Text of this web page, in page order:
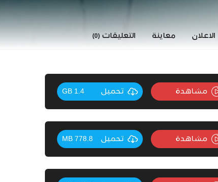
الاعلان معاينة التعليقات (0)
مشاهدة تحميل 1.4 GB
مشاهدة تحميل 778.8 MB